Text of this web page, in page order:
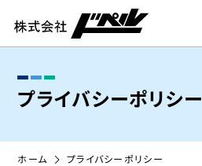
プライバシーポリシー
ホーム プライバシーポリシー